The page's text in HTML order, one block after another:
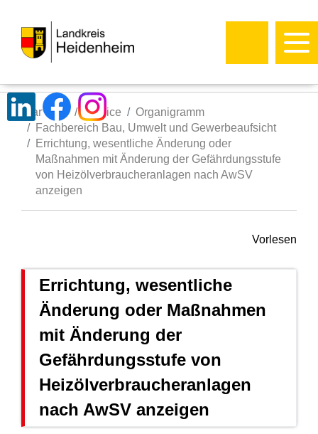
Startseite Service
Organigramm
Fachbereich Bau, Umwelt und Gewerbeaufsicht
Errichtung, wesentliche Änderung oder
Maßnahmen mit Änderung der Gefährdungsstufe
von Heizölverbraucheranlagen nach AwSV
anzeigen
Vorlesen
Errichtung, wesentliche
Änderung oder Maßnahmen
mit Änderung der
Gefährdungsstufe von
Heizölverbraucheranlagen
nach AwSV anzeigen